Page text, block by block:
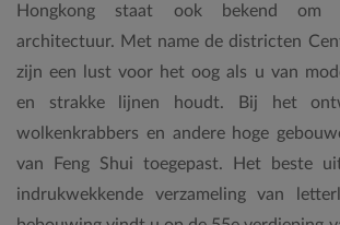
Hongkong staat ook bekend om
architectuur. Met name de districten
zijn een lust voor het oog als u van
en strakke lijnen houdt. Bij het
wolkenkrabbers en andere hoge
van Feng Shui toegepast. Het beste
indrukwekkende verzameling van